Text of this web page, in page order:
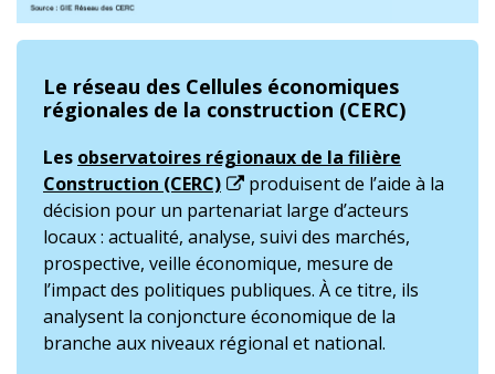
Le réseau des Cellules économiques
régionales de la construction (CERC)
Les observatoires régionaux de la filière
Construction (CERC)
produisent de l’aide à la
décision pour un partenariat large d’acteurs
locaux : actualité, analyse, suivi des marchés,
prospective, veille économique, mesure de
l’impact des politiques publiques. À ce titre, ils
analysent la conjoncture économique de la
branche aux niveaux régional et national.